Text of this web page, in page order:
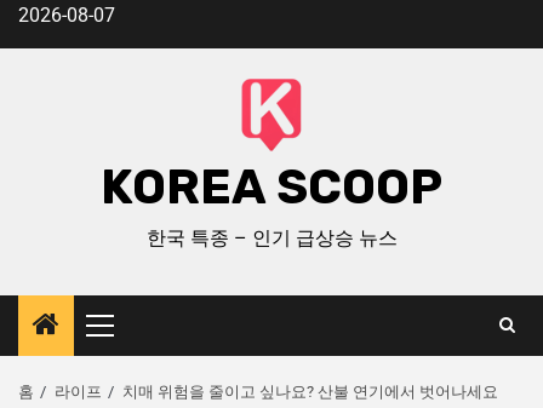
2026-08-07
KOREA SCOOP
한국 특종 – 인기 급상승 뉴스
홈 라이프 치매 위험을 줄이고 싶나요? 산불 연기에서 벗어나세요